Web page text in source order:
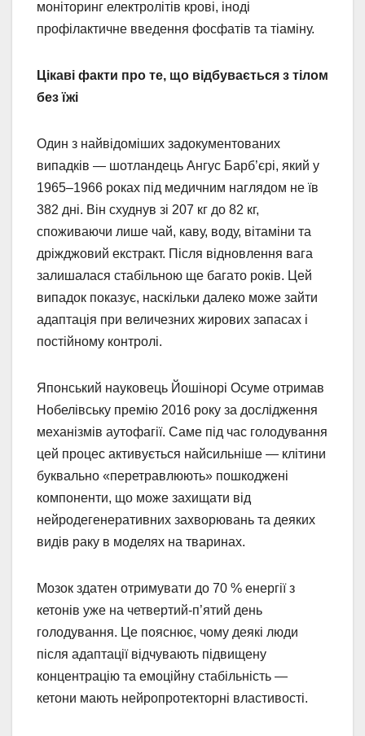
моніторинг електролітів крові, іноді
профілактичне введення фосфатів та тіаміну.
Цікаві факти про те, що відбувається з тілом
без їжі
Один з найвідоміших задокументованих
випадків — шотландець Ангус Барб’єрі, який у
1965–1966 роках під медичним наглядом не їв
382 дні. Він схуднув зі 207 кг до 82 кг,
споживаючи лише чай, каву, воду, вітаміни та
дріжджовий екстракт. Після відновлення вага
залишалася стабільною ще багато років. Цей
випадок показує, наскільки далеко може зайти
адаптація при величезних жирових запасах і
постійному контролі.
Японський науковець Йошінорі Осуме отримав
Нобелівську премію 2016 року за дослідження
механізмів аутофагії. Саме під час голодування
цей процес активується найсильніше — клітини
буквально «перетравлюють» пошкоджені
компоненти, що може захищати від
нейродегенеративних захворювань та деяких
видів раку в моделях на тваринах.
Мозок здатен отримувати до 70 % енергії з
кетонів уже на четвертий-п’ятий день
голодування. Це пояснює, чому деякі люди
після адаптації відчувають підвищену
концентрацію та емоційну стабільність —
кетони мають нейропротекторні властивості.